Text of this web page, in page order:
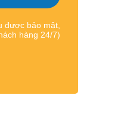
được bảo mật,
hàng 24/7)